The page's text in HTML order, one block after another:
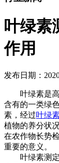
叶绿素
作用
发布日期：
叶绿素是高
含有的一类绿
素，经过叶绿
植物的养分状
在农作物长势
重要的意义。
叶绿素测定